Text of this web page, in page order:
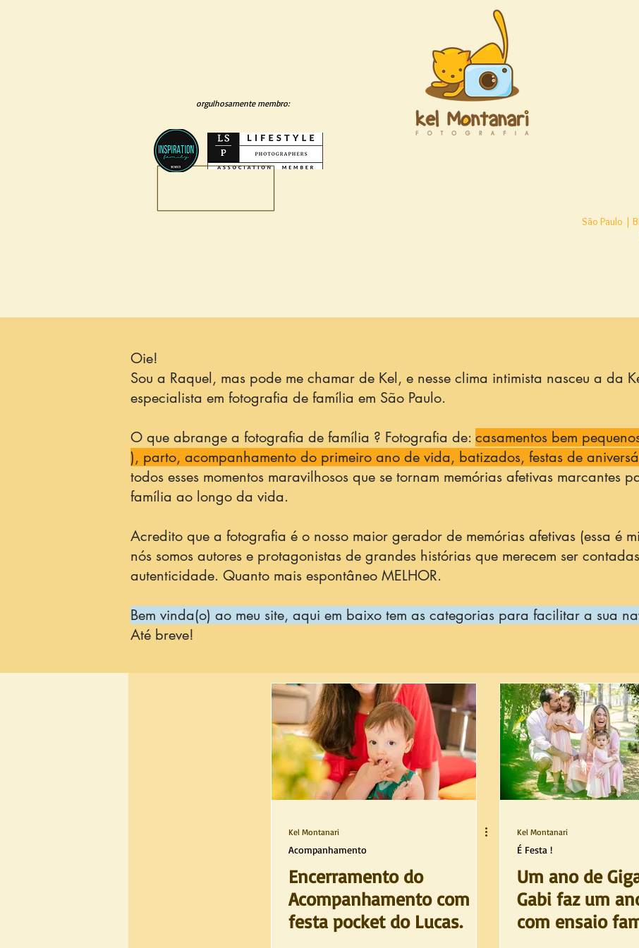
orgulhosamente membro:
São Paulo |
Oie!
Sou a Raquel, mas pode me chamar de Kel, e nesse clima intimista nasceu a da
especialista em fotografia de família em São Paulo.
O que abrange a fotografia de família ? Fotografia de: casamentos bem
), parto, acompanhamento do primeiro ano de vida, batizados, festas de
todos esses momentos maravilhosos que se tornam memórias afetivas marcantes
família ao longo da vida.
Acredito que a fotografia é o nosso maior gerador de memórias afetivas (essa é
nós somos autores e protagonistas de grandes histórias que merecem ser
autenticidade. Quanto mais espontâneo MELHOR.
Bem vinda(o) ao meu site, aqui em baixo tem as categorias para facilitar a sua
Até breve!
Kel Montanari
Acompanhamento
Encerramento do
Acompanhamento com
festa pocket do Lucas.
Kel Montanari
É Festa !
Um ano de
Gabi faz um
com ensaio